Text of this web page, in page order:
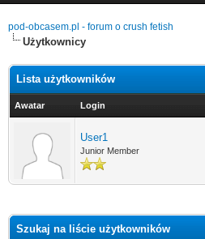
pod-obcasem.pl - forum o crush fetish
Użytkownicy
Lista użytkowników
Awatar Login
User1
Junior Member
Szukaj na liście użytkowników